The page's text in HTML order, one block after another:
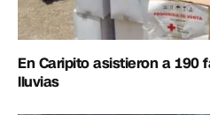
En Caripito asistieron a 190
lluvias